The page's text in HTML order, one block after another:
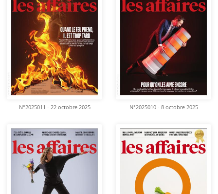
N°2025011 - 22 octobre 2025 N°2025010 - 8 octobre 2025